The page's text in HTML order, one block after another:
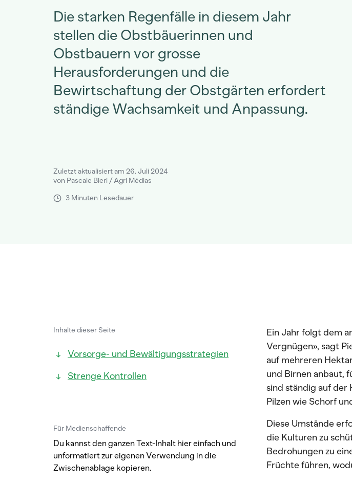
Die starken Regenfälle in diesem Jahr
stellen die Obstbäuerinnen und
Obstbauern vor grosse
Herausforderungen und die
Bewirtschaftung der Obstgärten erfordert
ständige Wachsamkeit und Anpassung.
Zuletzt aktualisiert am 26. Juli 2024
von Pascale Bieri / Agri Médias
3 Minuten Lesedauer
Inhalte dieser Seite
Vorsorge- und Bewältigungsstrategien
Strenge Kontrollen
Für Medienschaffende
Du kannst den ganzen Text-Inhalt hier einfach und
unformatiert zur eigenen Verwendung in die
Zwischenablage kopieren.
Ein Jahr folgt dem
Vergnügen», sagt
auf mehreren
und Birnen anbaut,
sind ständig auf der
Pilzen wie Schorf
Diese Umstände
die Kulturen zu
Bedrohungen zu
Früchte führen,